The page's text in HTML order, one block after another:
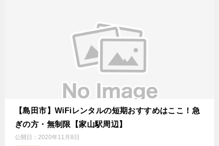
【島田市】WiFiレンタルの短期おすすめはここ！急
ぎの方・無制限【家山駅周辺】
公開日： 2020年11月8日